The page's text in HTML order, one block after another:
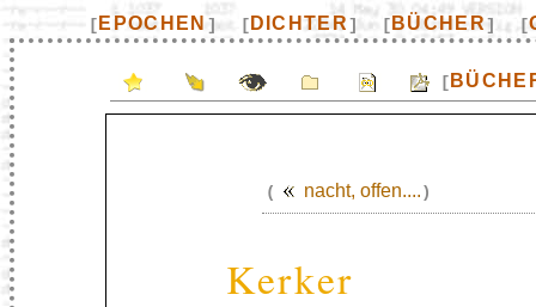
[ EPOCHEN ] [ DICHTER] [ BÜCHER] [
[
( nacht, offen....)
Kerker